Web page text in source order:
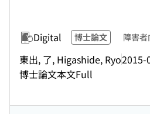
Digital 博士論文 障害
東出, 了, Higashide, Ryo2015-
博士論文本文Full